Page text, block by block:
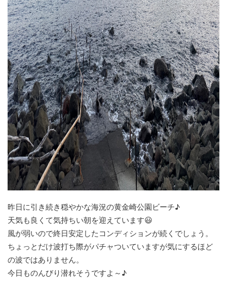
昨日に引き続き穏やかな海況の黄金崎公園ビーチ♪
天気も良くて気持ちい朝を迎えています😃
風が弱いので終日安定したコンディションが続くでしょう。
ちょっとだけ波打ち際がパチャついていますが気にするほど
の波ではありません。
今日ものんびり潜れそうですよ～♪